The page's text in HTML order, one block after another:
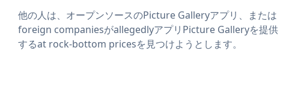
他の人は、オープンソースのPicture Galleryアプリ、または
foreign companiesがallegedlyアプリPicture Galleryを提供
するat rock-bottom pricesを見つけようとします。